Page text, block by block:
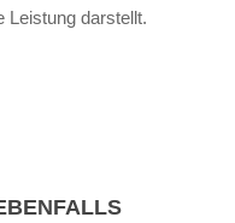
Leistung darstellt.